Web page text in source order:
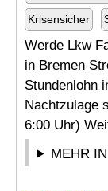
Krisensicher
Werde Lkw
in Bremen
Stundenlohn
Nachtzulage
6:00 Uhr)
MEHR